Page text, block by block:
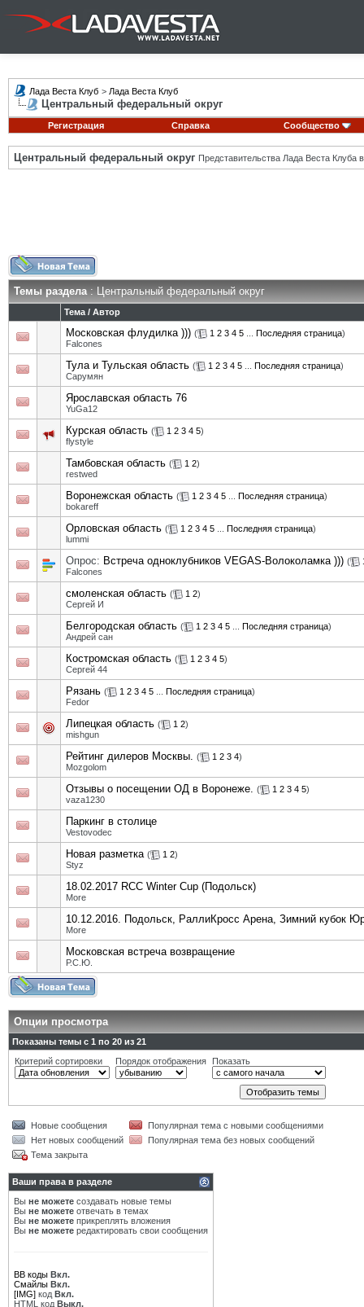
Лада Веста Клуб > Лада Веста Клуб
Центральный федеральный округ
Регистрация Справка Сообщество
Центральный федеральный округ Представительства Лада Веста Клуба
Темы раздела: Центральный федеральный округ
Тема / Автор
Московская флудилка ))) ( 1 2 3 4 5 Последняя страница)
Falcones
Тула и Тульская область ( 1 2 3 4 5 Последняя страница)
Сарумян
Ярославская область 76
YuGa12
Курская область ( 1 2 3 4 5)
flystyle
Тамбовская область ( 1 2)
restwed
Воронежская область ( 1 2 3 4 5 Последняя страница)
bokareff
Орловская область ( 1 2 3 4 5 Последняя страница)
lummi
Опрос: Встреча одноклубников VEGAS-Волоколамка ))) (
Falcones
смоленская область ( 1 2)
Сергей И
Белгородская область ( 1 2 3 4 5 Последняя страница)
Андрей сан
Костромская область ( 1 2 3 4 5)
Сергей 44
Рязань ( 1 2 3 4 5 Последняя страница)
Fedor
Липецкая область ( 1 2)
mishgun
Рейтинг дилеров Москвы. ( 1 2 3 4)
Mozgolom
Отзывы о посещении ОД в Воронеже. ( 1 2 3 4 5)
vaza1230
Паркинг в столице
Vestovodec
Новая разметка ( 1 2)
Styz
18.02.2017 RCC Winter Cup (Подольск)
More
10.12.2016. Подольск, РаллиКросс Арена, Зимний кубок
More
Московская встреча возвращение
Р.С.Ю.
Опции просмотра
Показаны темы с 1 по 20 из 21
Критерий сортировки
Порядок отображения Показать
Новые сообщения
Популярная тема с новыми сообщениями
Нет новых сообщений
Популярная тема без новых сообщений
Тема закрыта
Ваши права в разделе
Вы не можете создавать новые темы
Вы не можете отвечать в темах
Вы не можете прикреплять вложения
Вы не можете редактировать свои сообщения
BB коды Вкл.
Смайлы Вкл.
[IMG] код Вкл.
HTML код Выкл.